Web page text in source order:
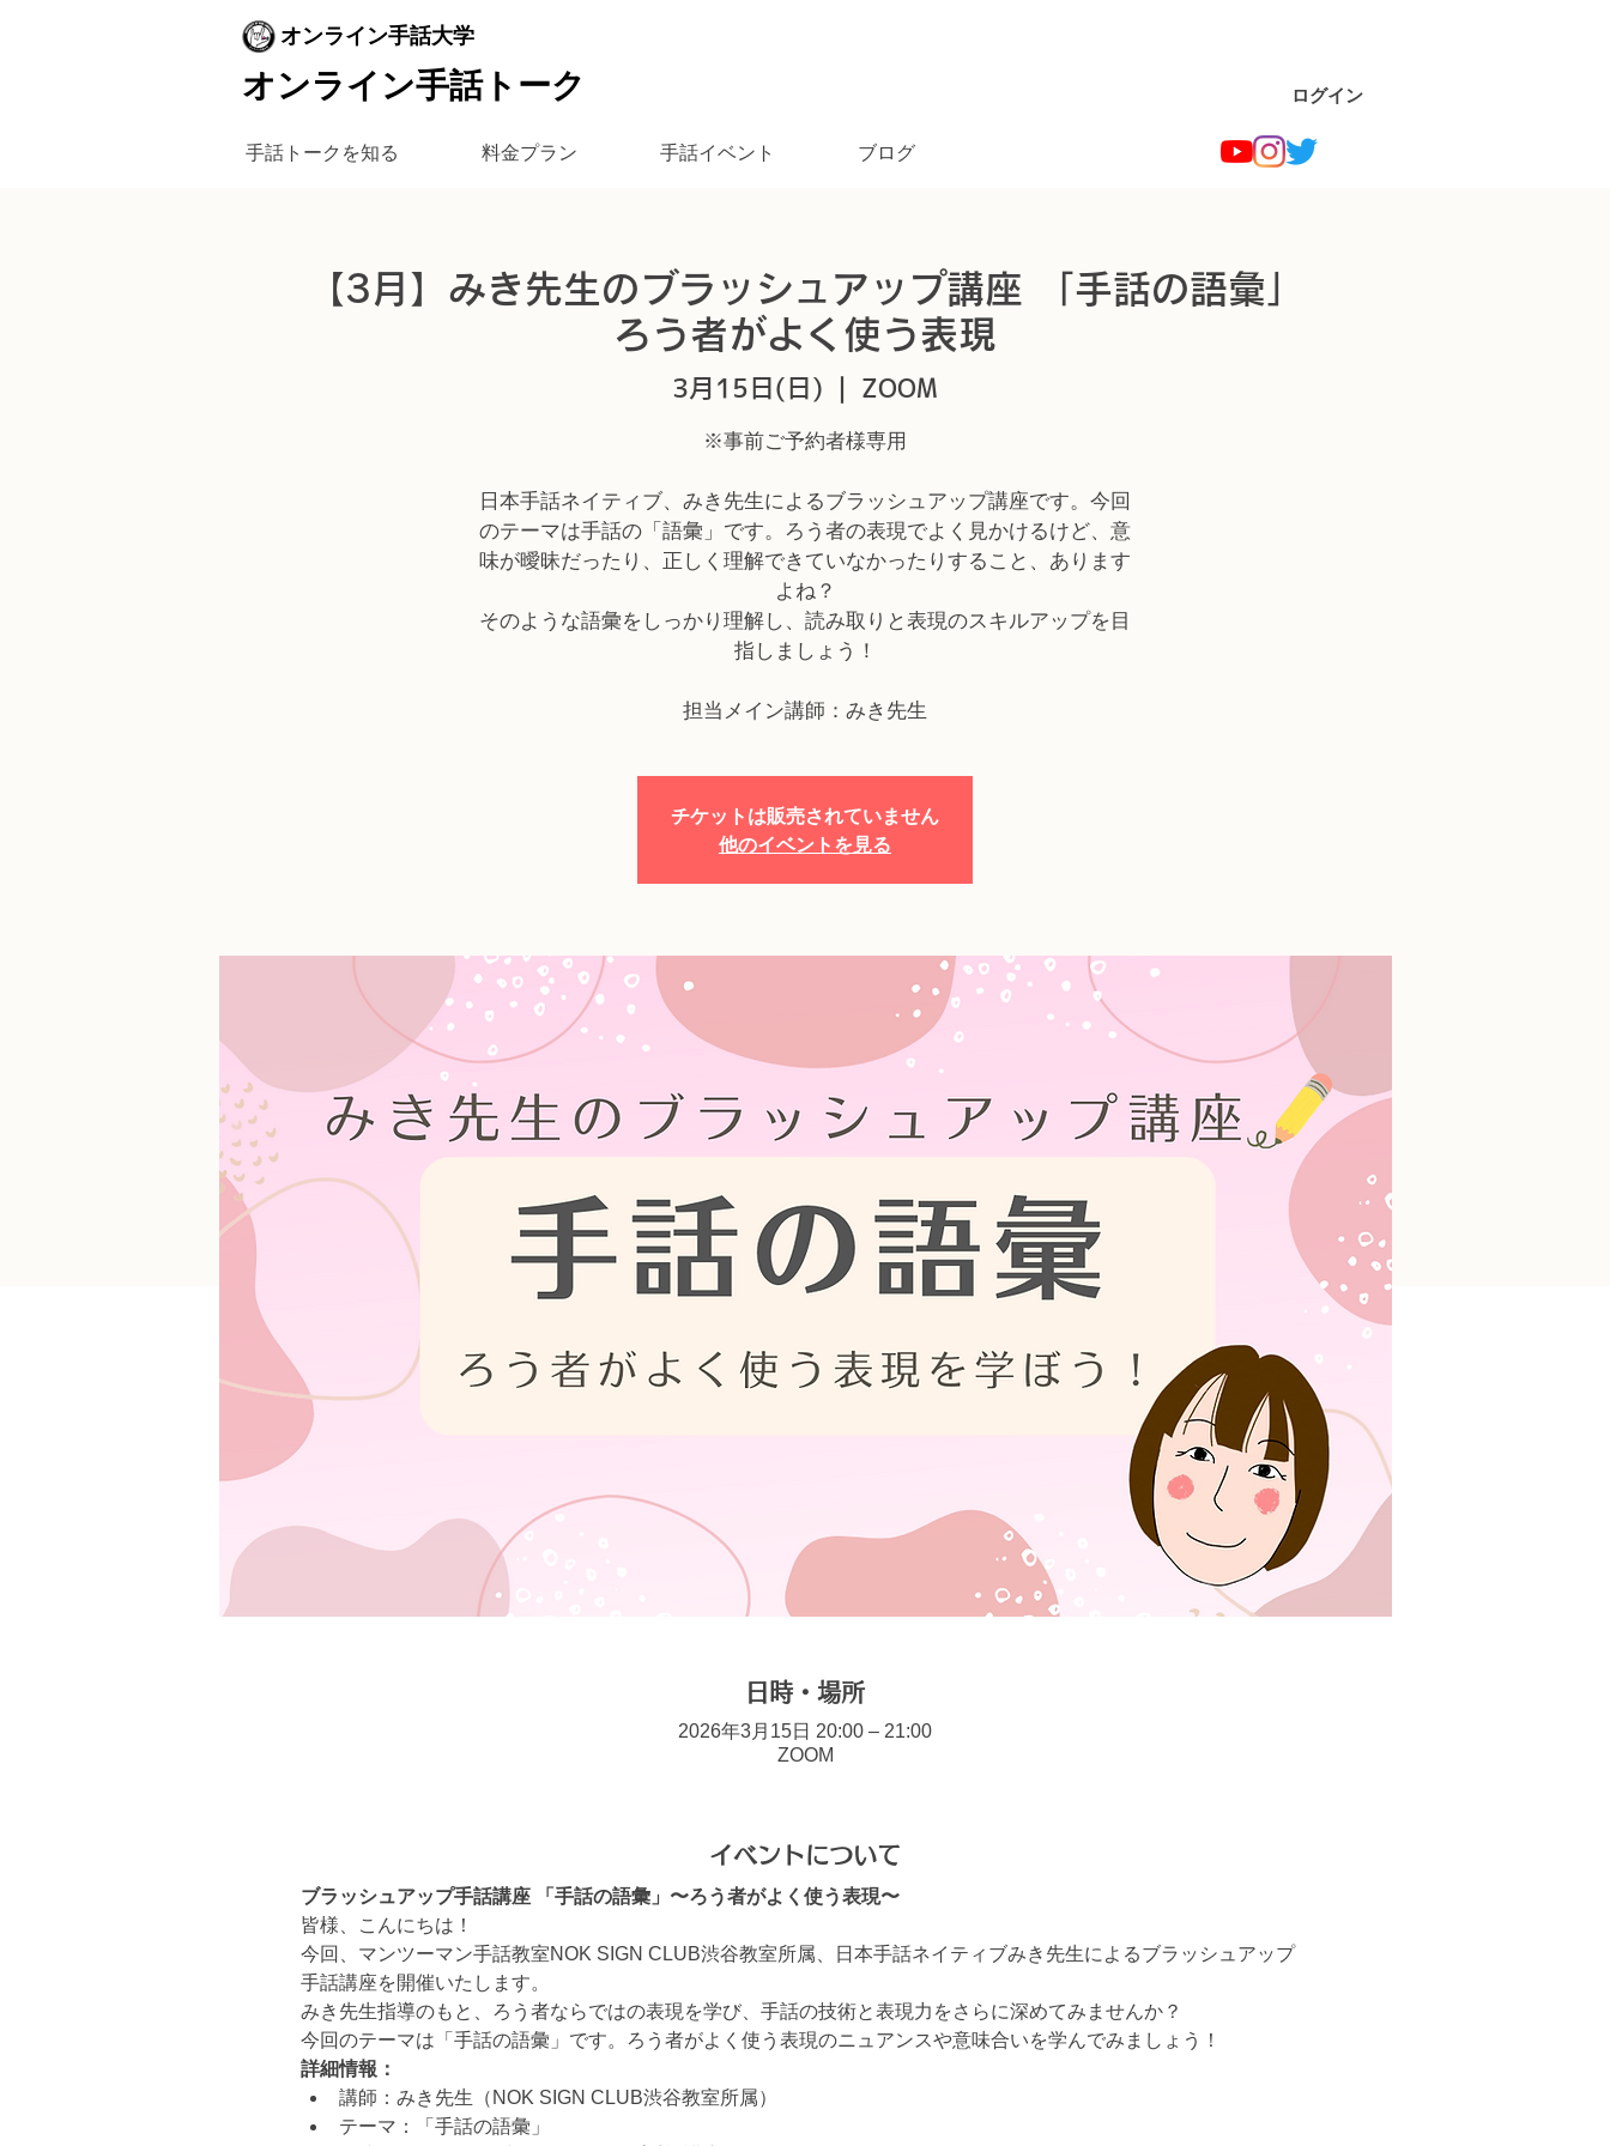
オンライン手話大学
オンライン手話トーク
手話トークを知る 料金プラン 手話イベント ブログ
ログイン
【3月】みき先生のブラッシュアップ講座 「手話の語彙」
ろう者がよく使う表現
3月15日(日) ZOOM
※事前ご予約者様専用
日本手話ネイティブ、みき先生によるブラッシュアップ講座です。今回
のテーマは手話の「語彙」です。ろう者の表現でよく見かけるけど、意
味が曖昧だったり、正しく理解できていなかったりすること、あります
よね？
そのような語彙をしっかり理解し、読み取りと表現のスキルアップを目
指しましょう！
担当メイン講師：みき先生
チケットは販売されていません
他のイベントを見る
日時・場所
2026年3月15日 20:00 – 21:00
ZOOM
イベントについて
ブラッシュアップ手話講座 「手話の語彙」〜ろう者がよく使う表現〜
皆様、こんにちは！
今回、マンツーマン手話教室NOK SIGN CLUB渋谷教室所属、日本手話ネイティブみき先生によるブラッシュアップ
手話講座を開催いたします。
みき先生指導のもと、ろう者ならではの表現を学び、手話の技術と表現力をさらに深めてみませんか？
今回のテーマは「手話の語彙」です。ろう者がよく使う表現のニュアンスや意味合いを学んでみましょう！
詳細情報：
講師：みき先生（NOK SIGN CLUB渋谷教室所属）
テーマ：「手話の語彙」